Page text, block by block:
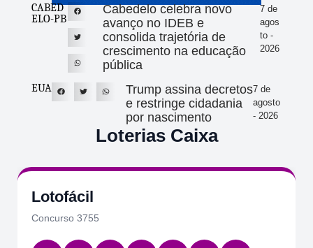
CABED
ELO-PB
Cabedelo celebra novo
avanço no IDEB e
consolida trajetória de
crescimento na educação
pública
7 de
agos
to -
2026
EUA
Trump assina decretos
e restringe cidadania
por nascimento
7 de
agosto
- 2026
Loterias Caixa
Lotofácil
Concurso 3755